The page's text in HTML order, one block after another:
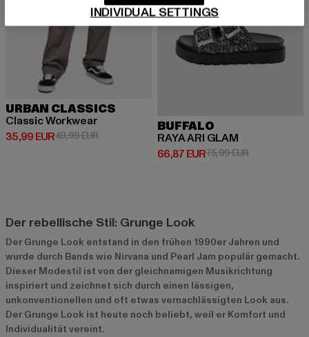
URBAN CLASSICS
Classic Workwear
35,99 EUR
Derzeitiger Preis: 35,99 EUR
49,99 EURAktionspreis: 49,99 EUR
BUFFALO
RAYA ARI GLAM
66,87 EUR
Derzeitiger Preis: 66,87 EUR
75,99 EURAktionspreis:
Der rebellische Stil: Grunge Look
Der Grunge Look entstand in den frühen 1990er Jahren und
wurde durch Bands wie Nirvana und Pearl Jam populär gemacht.
Dieser Modestil ist von der gleichnamigen Musikrichtung
inspiriert und zeichnet sich durch einen lässigen,
unkonventionellen und oft etwas vernachlässigten Look aus.
Der Grunge Look ist heute noch beliebt, weil er Komfort und
Individualität vereint.
INDIVIDUAL SETTINGS